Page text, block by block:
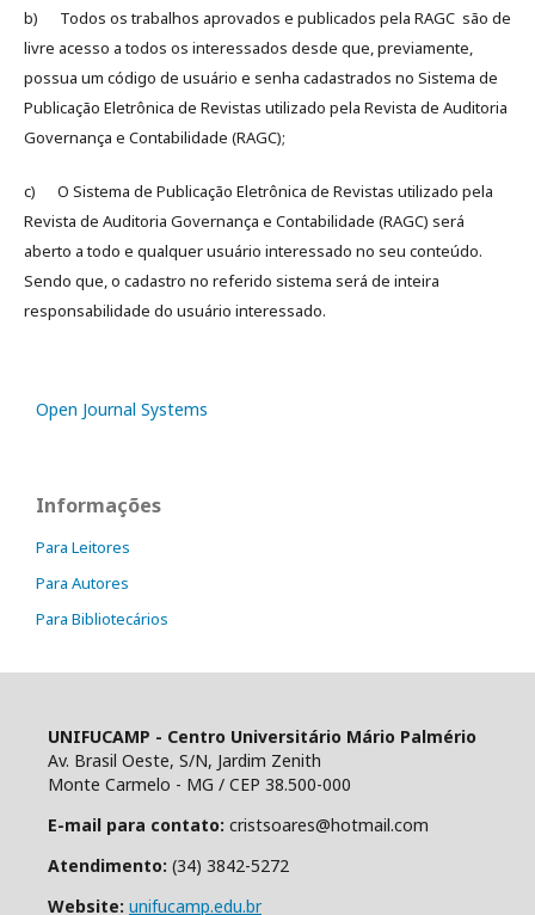
b) Todos os trabalhos aprovados e publicados pela RAGC são de
livre acesso a todos os interessados desde que, previamente,
possua um código de usuário e senha cadastrados no Sistema de
Publicação Eletrônica de Revistas utilizado pela Revista de Auditoria
Governança e Contabilidade (RAGC);
c) O Sistema de Publicação Eletrônica de Revistas utilizado pela
Revista de Auditoria Governança e Contabilidade (RAGC) será
aberto a todo e qualquer usuário interessado no seu conteúdo.
Sendo que, o cadastro no referido sistema será de inteira
responsabilidade do usuário interessado.
Open Journal Systems
Informações
Para Leitores
Para Autores
Para Bibliotecários
UNIFUCAMP - Centro Universitário Mário Palmério
Av. Brasil Oeste, S/N, Jardim Zenith
Monte Carmelo - MG / CEP 38.500-000
E-mail para contato: cristsoares@hotmail.com
Atendimento: (34) 3842-5272
Website: unifucamp.edu.br